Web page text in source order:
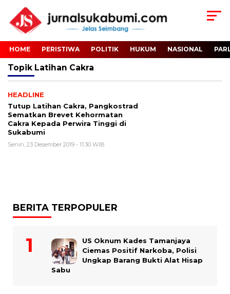
HOME PERISTIWA POLITIK HUKUM NASIONAL
Topik Latihan Cakra
HEADLINE
Tutup Latihan Cakra, Pangkostrad
Sematkan Brevet Kehormatan
Cakra Kepada Perwira Tinggi di
Sukabumi
Senin, 23 Desember 2019 - 11:30 WIB
BERITA TERPOPULER
US Oknum Kades Tamanjaya
Ciemas Positif Narkoba, Polisi
Ungkap Barang Bukti Alat Hisap
Sabu